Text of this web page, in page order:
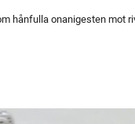
hånfulla onanigesten mot